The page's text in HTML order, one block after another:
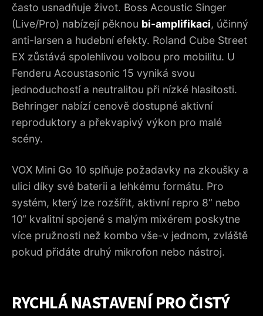
často usnadňuje život. Boss Acoustic Singer
(Live/Pro) nabízejí pěknou bi-amplifikaci, účinný
anti-larsen a hudební efekty. Roland Cube Street
EX zůstává spolehlivou volbou pro mobilitu. U
Fenderu Acoustasonic 15 vyniká svou
jednoduchostí a neutralitou při nízké hlasitosti.
Behringer nabízí cenově dostupné aktivní
reproduktory a překvapivý výkon pro malé
scény.
VOX Mini Go 10 splňuje požadavky na zkoušky a
ulici díky své baterii a lehkému formátu. Pro
systém, který lze rozšířit, aktivní repro 8“ nebo
10“ kvalitní spojené s malým mixérem poskytne
více pružnosti než kombo vše-v jednom, zvláště
pokud přidáte druhý mikrofon nebo nástroj.
RYCHLÁ NASTAVENÍ PRO ČISTÝ